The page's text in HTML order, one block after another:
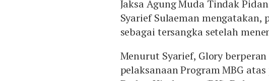
Jaksa Agung Muda Tindak
Syarief Sulaeman
sebagai tersangka setelah
Menurut Syarief, Glory
pelaksanaan Program MBG